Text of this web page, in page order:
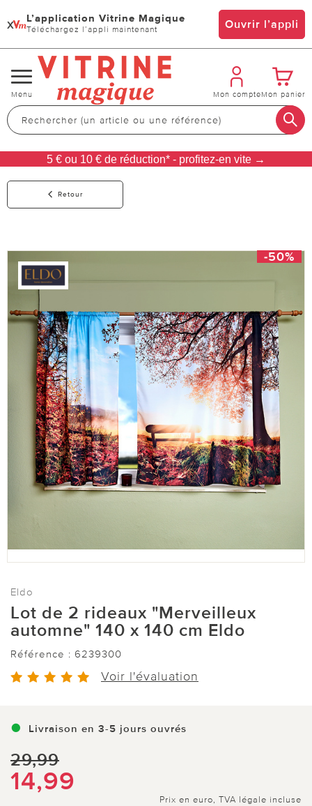
x L’application Vitrine Magique
Téléchargez l’appli maintenant Ouvrir l’appli
Changer
de
navigation
Menu Mon compteMon panier
5 € ou 10 € de réduction* - profitez-en vite →
Retour
-50%
Eldo
Lot de 2 rideaux "Merveilleux
automne" 140 x 140 cm Eldo
Référence : 6239300
Voir l'évaluation
Livraison en 3-5 jours ouvrés
29,99
14,99
Prix en euro, TVA légale incluse